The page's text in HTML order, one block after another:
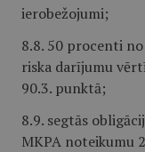
ierobežojumi;
8.8. 50 procenti
riska darījumu
90.3. punktā;
8.9. segtās
MKPA noteikumu